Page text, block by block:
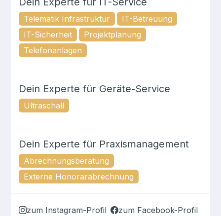
Telematik Infrastruktur
IT-Betreuung
IT-Sicherheit
Projektplanung
Telefonanlagen
Dein Experte für Geräte-Service
Ultraschall
Dein Experte für Praxismanagement
Abrechnungsberatung
Externe Honorarabrechnung
zum Instagram-Profil
zum Facebook-Profil